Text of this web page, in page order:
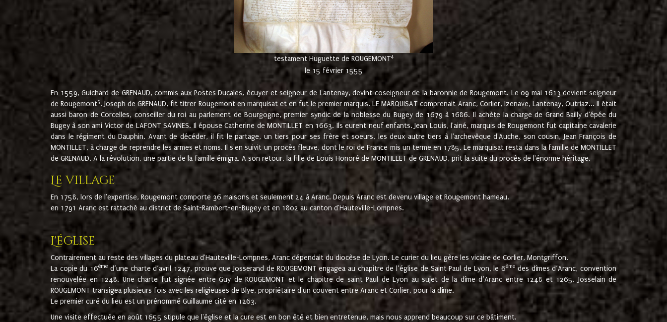
testament Huguette de ROUGEMONT4
le 15 février 1555
En 1559, Guichard de GRENAUD, commis aux Postes Ducales, écuyer et seigneur de Lantenay, devint coseigneur de la baronnie de Rougemont. Le 09 mai 1613 devient seigneur
de Rougemont5. Joseph de GRENAUD, fit titrer Rougemont en marquisat et en fut le premier marquis. LE MARQUISAT comprenait Aranc, Corlier, Izenave, Lantenay, Outriaz... Il était
aussi baron de Corcelles, conseiller du roi au parlement de Bourgogne, premier syndic de la noblesse du Bugey de 1679 à 1686. Il achète la charge de Grand Bailly d'épée du
Bugey à son ami Victor de LAFONT SAVINES. Il épouse Catherine de MONTILLET en 1663. Ils eurent neuf enfants. Jean Louis, l'ainé, marquis de Rougemont fut capitaine cavalerie
dans le régiment du Dauphin. Avant de décéder, il fit le partage, un tiers pour ses frère et soeurs, les deux autre tiers à l'archevêque d'Auche, son cousin, Jean François de
MONTILLET, à charge de reprendre les armes et noms. Il s'en suivit un procès fleuve, dont le roi de France mis un terme en 1785. Le marquisat resta dans la famille de MONTILLET
de GRENAUD. A la révolution, une partie de la famille émigra. A son retour, la fille de Louis Honoré de MONTILLET de GRENAUD, prit la suite du procès de l'énorme héritage.
Le village
En 1758, lors de l'expertise, Rougemont comporte 36 maisons et seulement 24 à Aranc. Depuis Aranc est devenu village et Rougemont hameau.
en 1791 Aranc est rattaché au district de Saint-Rambert-en-Bugey et en 1802 au canton d'Hauteville-Lompnes.
L'église
Contrairement au reste des villages du plateau d'Hauteville-Lompnes, Aranc dépendait du diocèse de Lyon. Le curier du lieu gère les vicaire de Corlier, Montgriffon.
La copie du 16ème d’une charte d’avril 1247, prouve que Josserand de ROUGEMONT engagea au chapitre de l’église de Saint Paul de Lyon, le 6ème des dîmes d’Aranc, convention
renouvelée en 1248. Une charte fut signée entre Guy de ROUGEMONT et le chapitre de saint Paul de Lyon au sujet de la dîme d’Aranc entre 1248 et 1265. Josselain de
ROUGEMONT transigea plusieurs fois avec les religieuses de Blye, propriétaire d'un couvent entre Aranc et Corlier, pour la dîme.
Le premier curé du lieu est un prénommé Guillaume cité en 1263.
Une visite effectuée en août 1655 stipule que l'église et la cure est en bon été et bien entretenue, mais nous apprend beaucoup sur ce bâtiment.